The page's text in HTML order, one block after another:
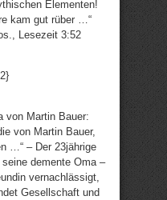
Elementen!
kam gut rüber …“
Lesezeit 3:52
von Martin Bauer:
von Martin Bauer,
…“ – Der 23jährige
demente Oma –
vernachlässigt,
Gesellschaft und